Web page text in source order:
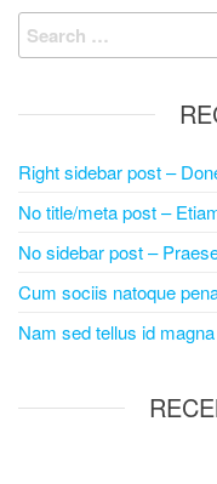
Search
for:
Right sidebar post –
No title/meta post –
No sidebar post –
Cum sociis natoque
Nam sed tellus id